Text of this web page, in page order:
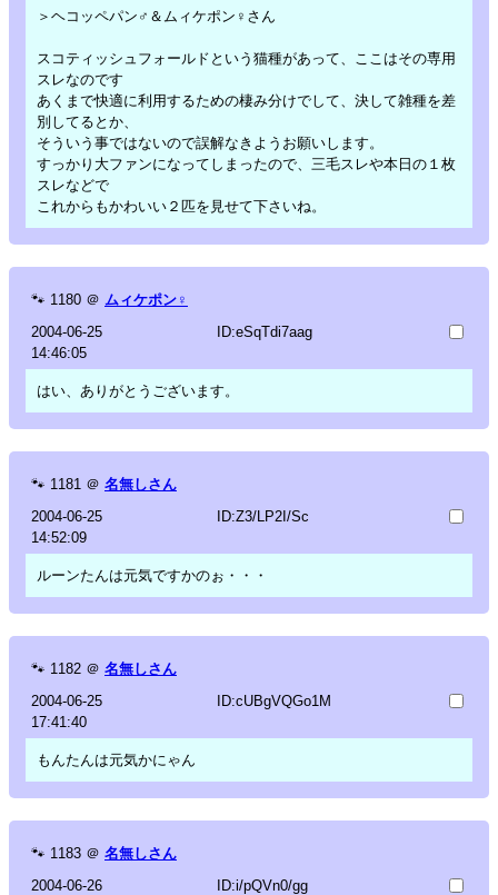
＞ヘコッペパン♂＆ムィケポン♀さん
スコティッシュフォールドという猫種があって、ここはその専用
スレなのです
あくまで快適に利用するための棲み分けでして、決して雑種を差
別してるとか、
そういう事ではないので誤解なきようお願いします。
すっかり大ファンになってしまったので、三毛スレや本日の１枚
スレなどで
これからもかわいい２匹を見せて下さいね。
🐾 1180 ＠ ムィケポン♀
2004-06-25
14:46:05
ID:eSqTdi7aag
はい、ありがとうございます。
🐾 1181 ＠ 名無しさん
2004-06-25
14:52:09
ID:Z3/LP2I/Sc
ルーンたんは元気ですかのぉ・・・
🐾 1182 ＠ 名無しさん
2004-06-25
17:41:40
ID:cUBgVQGo1M
もんたんは元気かにゃん
🐾 1183 ＠ 名無しさん
2004-06-26
ID:i/pQVn0/gg